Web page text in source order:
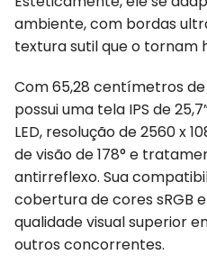
ambiente, com bordas
textura sutil que o tornam
Com 65,28 centímetros
possui uma tela IPS de
LED, resolução de 2560 x
de visão de 178° e
antirreflexo. Sua
cobertura de cores sRGB
qualidade visual superior
outros concorrentes.